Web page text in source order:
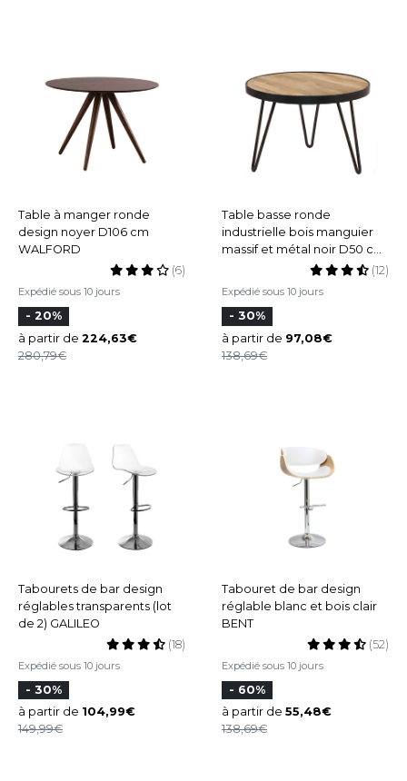
Table à manger ronde
design noyer D106 cm
WALFORD
Expédié sous 10 jours
(6)
- 20%
à partir de 224,63
280,79
Table basse ronde
industrielle bois manguier
massif et métal noir D50 cm
Expédié sous 10 jours
(12)
- 30%
à partir de 97,08
138,69
Tabourets de bar design
réglables transparents (lot
de 2) GALILEO
Expédié sous 10 jours
(18)
- 30%
à partir de 104,99
149,99
Tabouret de bar design
réglable blanc et bois clair
BENT
Expédié sous 10 jours
(52)
- 60%
à partir de 55,48
138,69